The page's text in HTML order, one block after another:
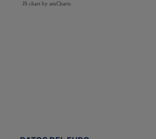
JS chart by amCharts